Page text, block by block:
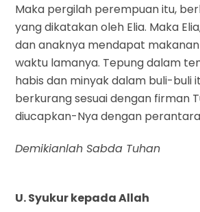
Maka pergilah perempuan itu,
yang dikatakan oleh Elia. Maka
dan anaknya mendapat
waktu lamanya. Tepung dalam
habis dan minyak dalam buli-buli
berkurang sesuai dengan firman
diucapkan-Nya dengan
Demikianlah Sabda Tuhan
U. Syukur kepada Allah